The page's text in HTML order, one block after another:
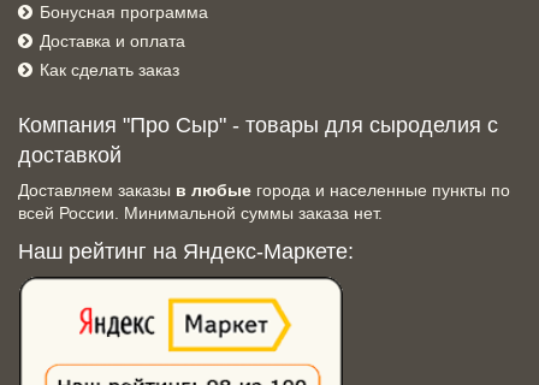
Бонусная программа
Доставка и оплата
Как сделать заказ
Компания "Про Сыр" - товары для сыроделия с
доставкой
Доставляем заказы в любые города и населенные пункты по
всей России. Минимальной суммы заказа нет.
Наш рейтинг на Яндекс-Маркете: